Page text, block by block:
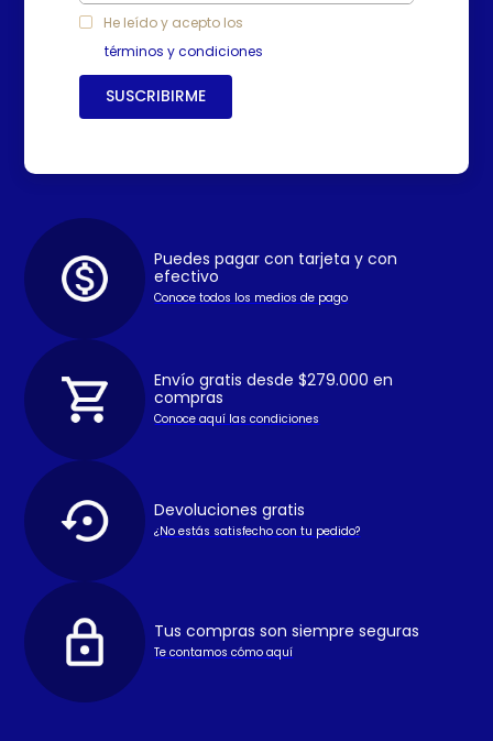
He leído y acepto los
términos y condiciones
SUSCRIBIRME
Puedes pagar con tarjeta y con
efectivo
Conoce todos los medios de pago
Envío gratis desde $279.000 en
compras
Conoce aquí las condiciones
Devoluciones gratis
¿No estás satisfecho con tu pedido?
Tus compras son siempre seguras
Te contamos cómo aquí